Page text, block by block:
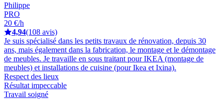
Philippe
PRO
20 €/h
4,94(108 avis)
Je suis spécialisé dans les petits travaux de rénovation, depuis 30
ans, mais également dans la fabrication, le montage et le démontage
de meubles. Je travaille en sous traitant pour IKEA (montage de
meubles) et installations de cuisine (pour Ikea et Ixina).
Respect des lieux
Résultat impeccable
Travail soigné